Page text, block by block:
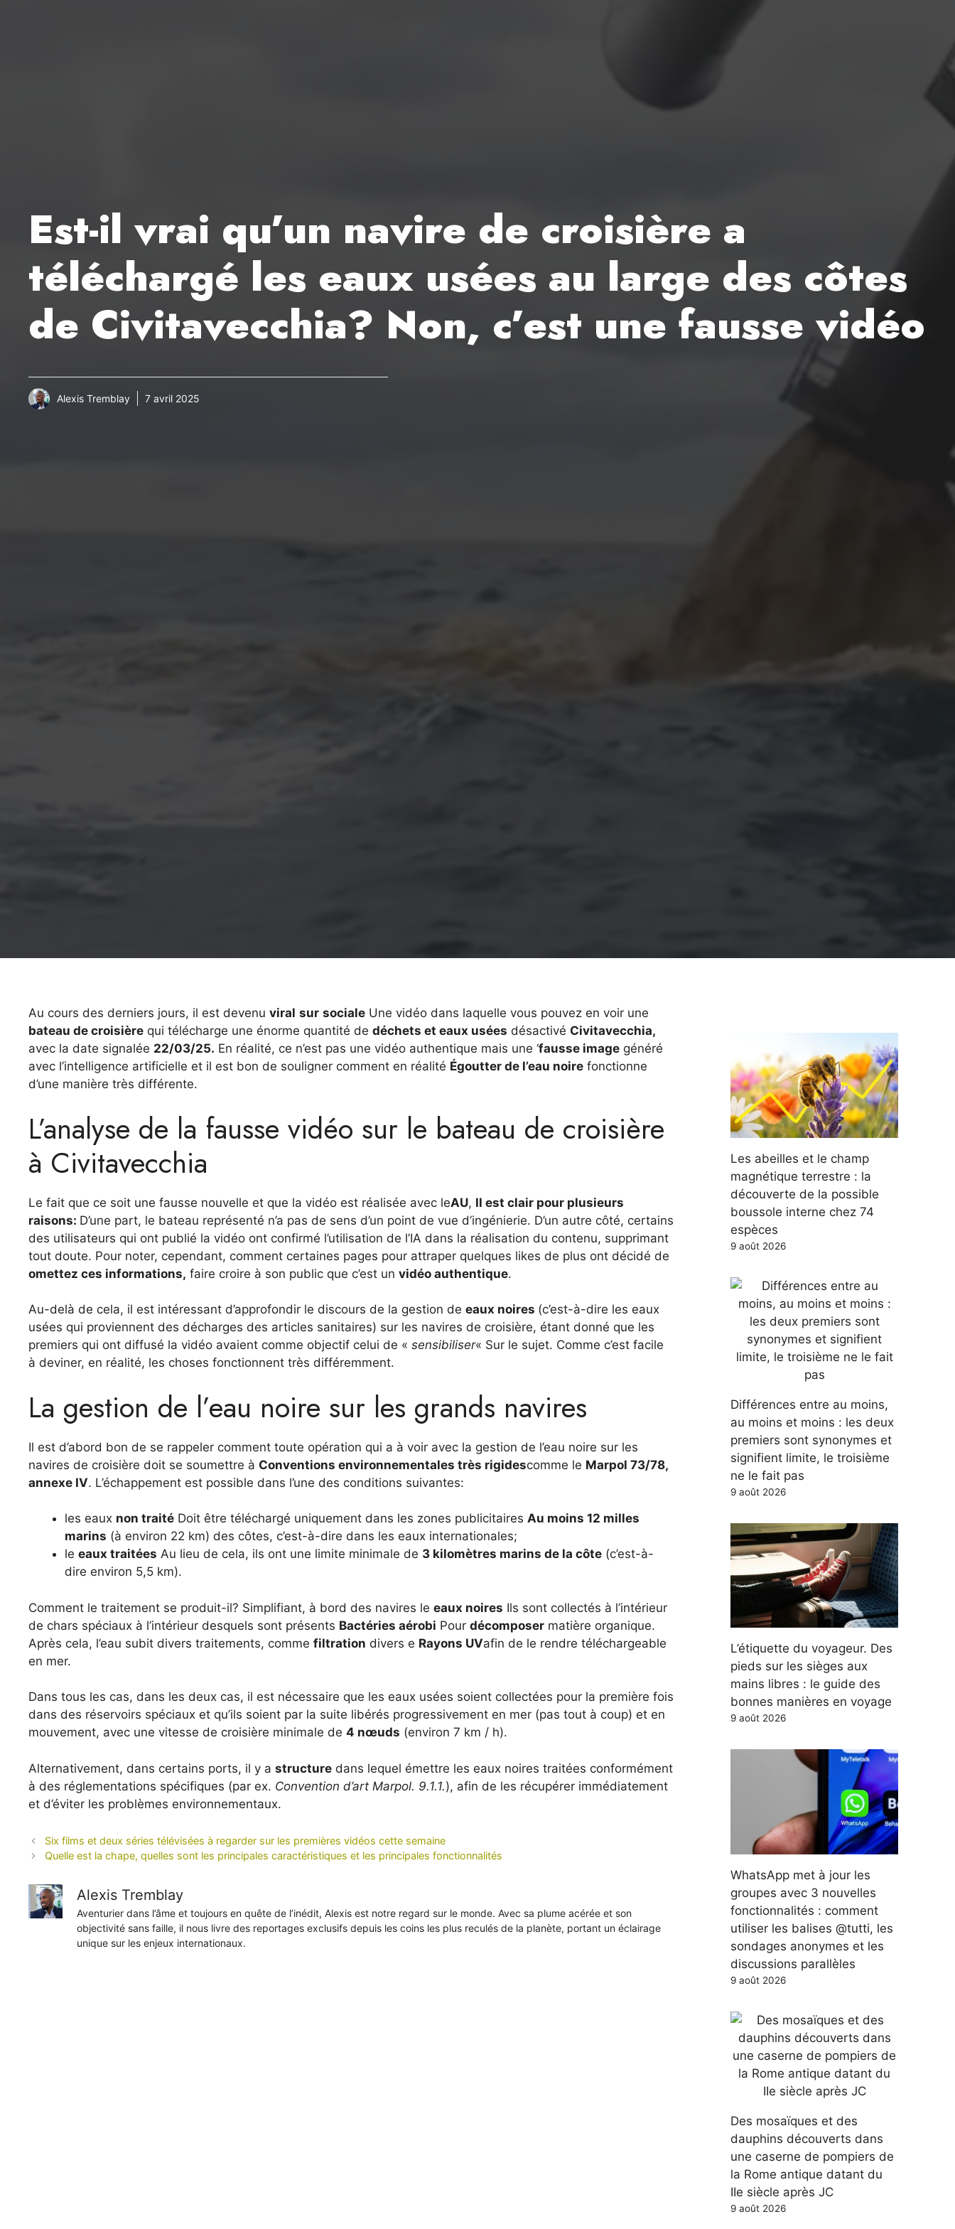
Est-il vrai qu’un navire de croisière a
téléchargé les eaux usées au large des côtes
de Civitavecchia? Non, c’est une fausse vidéo
Alexis Tremblay 7 avril 2025
Au cours des derniers jours, il est devenu viral sur sociale Une vidéo dans laquelle vous pouvez en voir une
bateau de croisière qui télécharge une énorme quantité de déchets et eaux usées désactivé Civitavecchia,
avec la date signalée 22/03/25. En réalité, ce n’est pas une vidéo authentique mais une ‘fausse image généré
avec l’intelligence artificielle et il est bon de souligner comment en réalité Égoutter de l’eau noire fonctionne
d’une manière très différente.
L’analyse de la fausse vidéo sur le bateau de croisière
à Civitavecchia
Le fait que ce soit une fausse nouvelle et que la vidéo est réalisée avec leAU, Il est clair pour plusieurs
raisons: D’une part, le bateau représenté n’a pas de sens d’un point de vue d’ingénierie. D’un autre côté, certains
des utilisateurs qui ont publié la vidéo ont confirmé l’utilisation de l’IA dans la réalisation du contenu, supprimant
tout doute. Pour noter, cependant, comment certaines pages pour attraper quelques likes de plus ont décidé de
omettez ces informations, faire croire à son public que c’est un vidéo authentique.
Au-delà de cela, il est intéressant d’approfondir le discours de la gestion de eaux noires (c’est-à-dire les eaux
usées qui proviennent des décharges des articles sanitaires) sur les navires de croisière, étant donné que les
premiers qui ont diffusé la vidéo avaient comme objectif celui de « sensibiliser« Sur le sujet. Comme c’est facile
à deviner, en réalité, les choses fonctionnent très différemment.
La gestion de l’eau noire sur les grands navires
Il est d’abord bon de se rappeler comment toute opération qui a à voir avec la gestion de l’eau noire sur les
navires de croisière doit se soumettre à Conventions environnementales très rigidescomme le Marpol 73/78,
annexe IV. L’échappement est possible dans l’une des conditions suivantes:
les eaux non traité Doit être téléchargé uniquement dans les zones publicitaires Au moins 12 milles
marins (à environ 22 km) des côtes, c’est-à-dire dans les eaux internationales;
le eaux traitées Au lieu de cela, ils ont une limite minimale de 3 kilomètres marins de la côte (c’est-à-
dire environ 5,5 km).
Comment le traitement se produit-il? Simplifiant, à bord des navires le eaux noires Ils sont collectés à l’intérieur
de chars spéciaux à l’intérieur desquels sont présents Bactéries aérobi Pour décomposer matière organique.
Après cela, l’eau subit divers traitements, comme filtration divers e Rayons UVafin de le rendre téléchargeable
en mer.
Dans tous les cas, dans les deux cas, il est nécessaire que les eaux usées soient collectées pour la première fois
dans des réservoirs spéciaux et qu’ils soient par la suite libérés progressivement en mer (pas tout à coup) et en
mouvement, avec une vitesse de croisière minimale de 4 nœuds (environ 7 km / h).
Alternativement, dans certains ports, il y a structure dans lequel émettre les eaux noires traitées conformément
à des réglementations spécifiques (par ex. Convention d’art Marpol. 9.1.1.), afin de les récupérer immédiatement
et d’éviter les problèmes environnementaux.
Six films et deux séries télévisées à regarder sur les premières vidéos cette semaine
Quelle est la chape, quelles sont les principales caractéristiques et les principales fonctionnalités
Alexis Tremblay
Aventurier dans l’âme et toujours en quête de l’inédit, Alexis est notre regard sur le monde. Avec sa plume acérée et son
objectivité sans faille, il nous livre des reportages exclusifs depuis les coins les plus reculés de la planète, portant un éclairage
unique sur les enjeux internationaux.
Les abeilles et le champ
magnétique terrestre : la
découverte de la possible
boussole interne chez 74
espèces
9 août 2026
Différences entre au moins,
au moins et moins : les deux
premiers sont synonymes et
signifient limite, le troisième
ne le fait pas
9 août 2026
L’étiquette du voyageur. Des
pieds sur les sièges aux
mains libres : le guide des
bonnes manières en voyage
9 août 2026
WhatsApp met à jour les
groupes avec 3 nouvelles
fonctionnalités : comment
utiliser les balises @tutti, les
sondages anonymes et les
discussions parallèles
9 août 2026
Des mosaïques et des
dauphins découverts dans
une caserne de pompiers de
la Rome antique datant du
IIe siècle après JC
9 août 2026